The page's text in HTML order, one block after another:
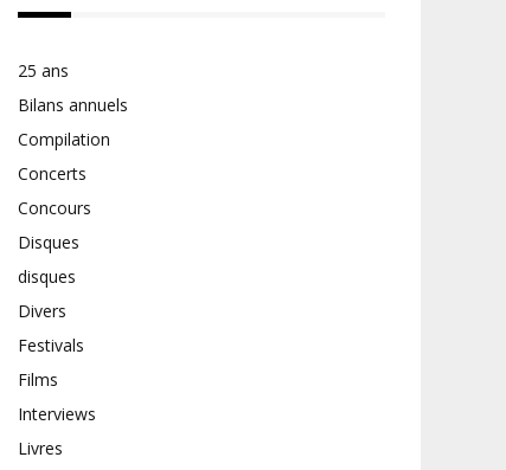
25 ans
Bilans annuels
Compilation
Concerts
Concours
Disques
disques
Divers
Festivals
Films
Interviews
Livres